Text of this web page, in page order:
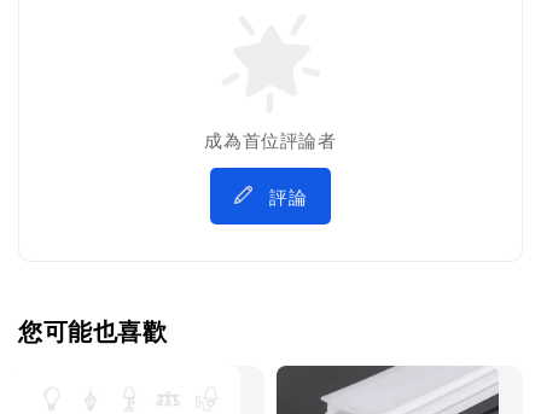
成為首位評論者
評論
您可能也喜歡